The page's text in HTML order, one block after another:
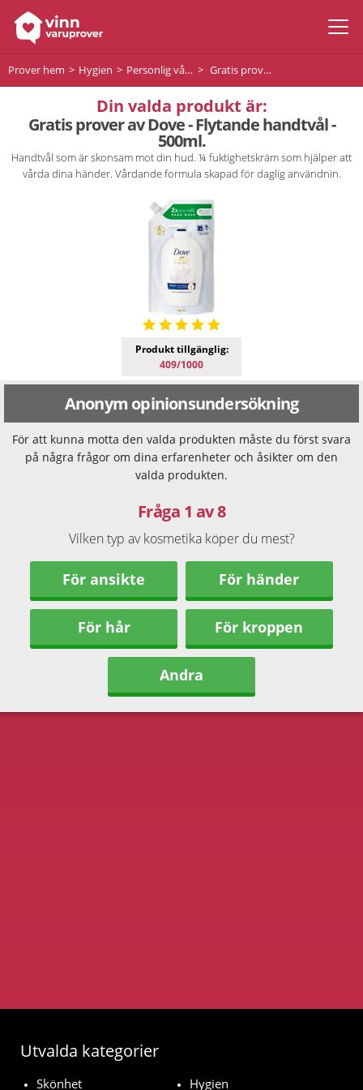
Prover hem Hygien Personlig vård Gratis prover av Dove - Flytande handtvål - 500ml.
Din valda produkt är:
Gratis prover av Dove - Flytande handtvål -
500ml.
Handtvål som är skonsam mot din hud. ¼ fuktighetskräm som hjälper att
vårda dina händer. Vårdande formula skapad för daglig användnin.
Produkt tillgänglig:
409/1000
Anonym opinionsundersökning
För att kunna motta den valda produkten måste du först svara
på några frågor om dina erfarenheter och åsikter om den
valda produkten.
Fråga 1 av 8
Vilken typ av kosmetika köper du mest?
För ansikte För händer
För hår För kroppen
Andra
Utvalda kategorier
Skönhet Hygien